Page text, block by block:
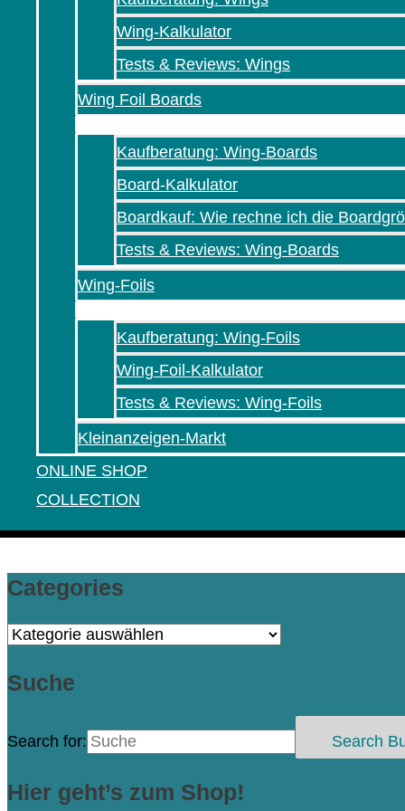
Wing-Kalkulator
Tests & Reviews: Wings
Wing Foil Boards
Kaufberatung: Wing-Boards
Board-Kalkulator
Boardkauf: Wie rechne ich die
Tests & Reviews: Wing-Boards
Wing-Foils
Kaufberatung: Wing-Foils
Wing-Foil-Kalkulator
Tests & Reviews: Wing-Foils
Kleinanzeigen-Markt
ONLINE SHOP
COLLECTION
Categories
Categories
Suche
Search for: Search
Hier geht’s zum Shop!